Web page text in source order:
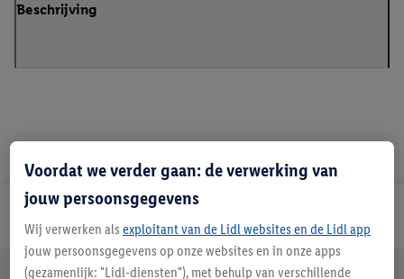
Beschrijving
Jouw voordelen bij ons als Lidl webshop klant
Voordat we verder gaan: de verwerking van
jouw persoonsgegevens
Wij verwerken als exploitant van de Lidl websites en de Lidl app
jouw persoonsgegevens op onze websites en in onze apps
(gezamenlijk: "Lidl-diensten"), met behulp van verschillende